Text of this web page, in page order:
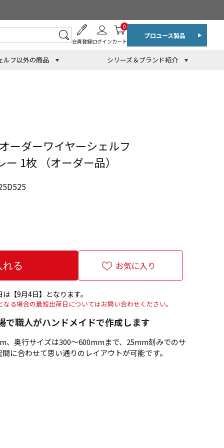
会員登録ログインカート
0
プロユース製品
ルフ以外の商品 シリーズ＆ブランド紹介
ーダーワイヤーシェルフ
1枚 （オーダー品）
お気に入り
【9月4日】となります。
る場合の最短出荷日についてはお問い合わせください。
で職人がハンドメイドで作成します
、奥行サイズは300～600mmまで、25mm刻みでのサ
に合わせて思い通りのレイアウトが可能です。